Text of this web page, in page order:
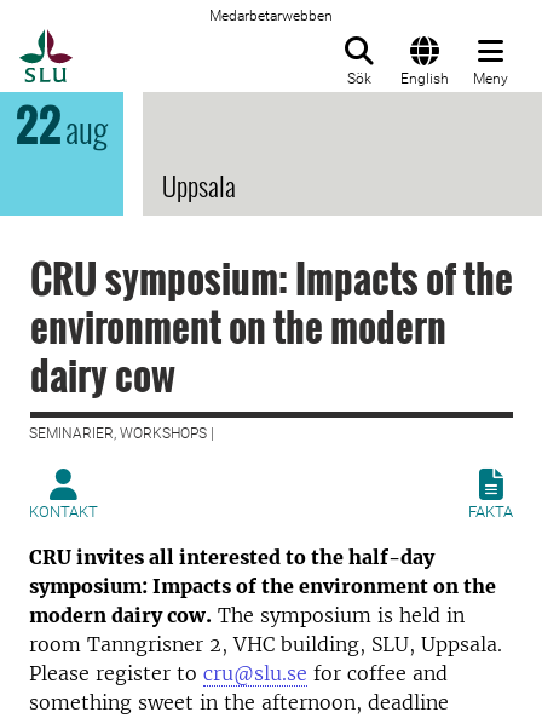
Medarbetarwebben
Sök English Meny
22aug
Uppsala
CRU symposium: Impacts of the
environment on the modern
dairy cow
SEMINARIER, WORKSHOPS |
KONTAKT FAKTA
CRU invites all interested to the half-day
symposium: Impacts of the environment on the
modern dairy cow. The symposium is held in
room Tanngrisner 2, VHC building, SLU, Uppsala.
Please register to cru@slu.se for coffee and
something sweet in the afternoon, deadline